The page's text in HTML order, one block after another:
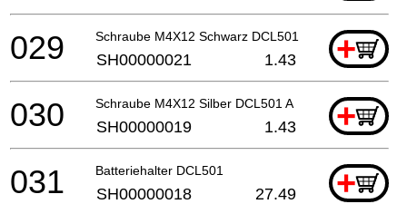
Schraube M4X12 Schwarz DCL501 +
029 SH00000021 1.43
Schraube M4X12 Silber DCL501 A +
030 SH00000019 1.43
Batteriehalter DCL501 +
031 SH00000018 27.49